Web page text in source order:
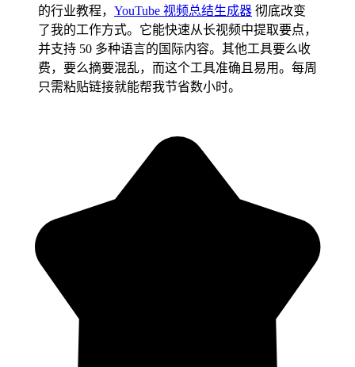
的行业教程， YouTube 视频总结生成器 彻底改变
了我的工作方式。它能快速从长视频中提取要点，
并支持 50 多种语言的国际内容。其他工具要么收
费，要么摘要混乱，而这个工具准确且易用。每周
只需粘贴链接就能帮我节省数小时。